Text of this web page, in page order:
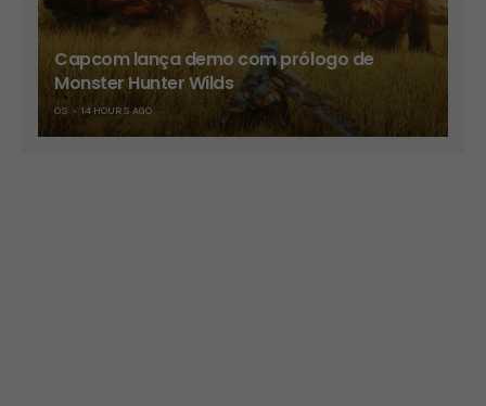
Capcom lança demo com prólogo de
Monster Hunter Wilds
OS 14 HOURS AGO